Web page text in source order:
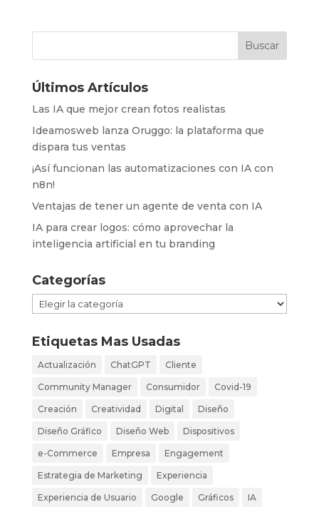
Últimos Artículos
Las IA que mejor crean fotos realistas
Ideamosweb lanza Oruggo: la plataforma que
dispara tus ventas
¡Así funcionan las automatizaciones con IA con
n8n!
Ventajas de tener un agente de venta con IA
IA para crear logos: cómo aprovechar la
inteligencia artificial en tu branding
Categorías
Categorías
Etiquetas Mas Usadas
Actualización ChatGPT Cliente
Community Manager Consumidor Covid-19
Creación Creatividad Digital Diseño
Diseño Gráfico Diseño Web Dispositivos
e-Commerce Empresa Engagement
Estrategia de Marketing Experiencia
Experiencia de Usuario Google Gráficos IA